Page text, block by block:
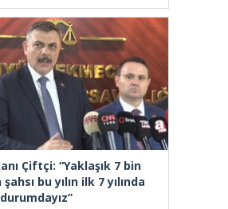
Çiftçi: “Yaklaşık 7 bin
bu yılın ilk 7 yılında